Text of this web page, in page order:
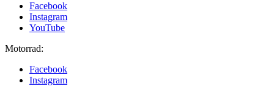
Facebook
Instagram
YouTube
Motorrad:
Facebook
Instagram